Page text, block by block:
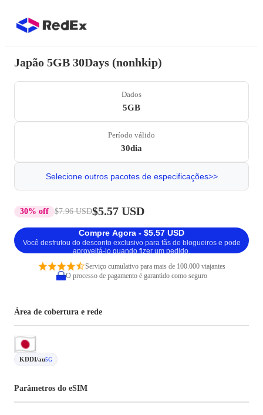
Japão 5GB 30Days (nonhkip)
Dados
5GB
Período válido
30dia
Selecione outros pacotes de especificações>>
30% off $7.96 USD$5.57 USD
Compre Agora - $5.57 USD
Você desfrutou do desconto exclusivo para fãs de blogueiros e pode
aproveitá-lo quando fizer um pedido.
Serviço cumulativo para mais de 100.000 viajantes
O processo de pagamento é garantido como seguro
Área de cobertura e rede
KDDI/au5G
Parâmetros do eSIM